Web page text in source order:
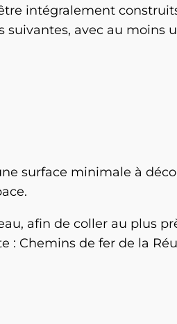
intégralement
suivantes, avec au moins
surface minimale à
afin de coller au plus
: Chemins de fer de la